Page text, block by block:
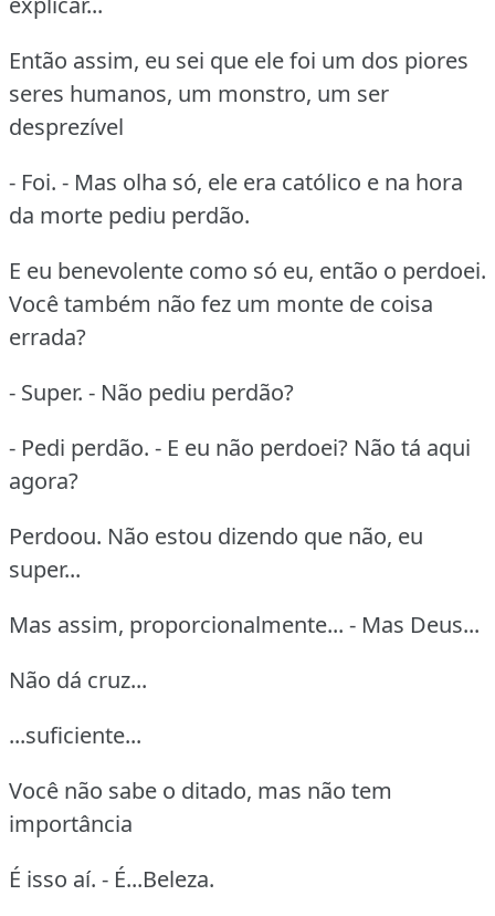
Então assim, eu sei que ele foi um dos piores
seres humanos, um monstro, um ser
desprezível
- Foi. - Mas olha só, ele era católico e na hora
da morte pediu perdão.
E eu benevolente como só eu, então o perdoei.
Você também não fez um monte de coisa
errada?
- Super. - Não pediu perdão?
- Pedi perdão. - E eu não perdoei? Não tá aqui
agora?
Perdoou. Não estou dizendo que não, eu
super...
Mas assim, proporcionalmente... - Mas Deus...
Não dá cruz...
...suficiente...
Você não sabe o ditado, mas não tem
importância
É isso aí. - É...Beleza.